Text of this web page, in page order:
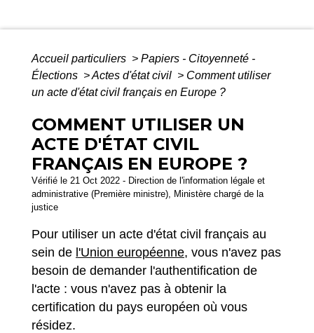
Accueil particuliers > Papiers - Citoyenneté -
Élections >Actes d'état civil > Comment utiliser
un acte d'état civil français en Europe ?
COMMENT UTILISER UN
ACTE D'ÉTAT CIVIL
FRANÇAIS EN EUROPE ?
Vérifié le 21 Oct 2022 - Direction de l'information légale et
administrative (Première ministre), Ministère chargé de la
justice
Pour utiliser un acte d'état civil français au
sein de l'Union européenne, vous n'avez pas
besoin de demander l'authentification de
l'acte : vous n'avez pas à obtenir la
certification du pays européen où vous
résidez.